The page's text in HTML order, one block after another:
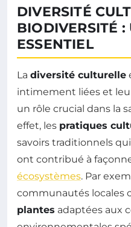
DIVERSITÉ
BIODIVERSITÉ :
ESSENTIEL
La diversité culturelle
intimement liées et
un rôle crucial dans la
effet, les pratiques
savoirs traditionnels
ont contribué à
écosystèmes. Par
communautés locales
plantes adaptées aux